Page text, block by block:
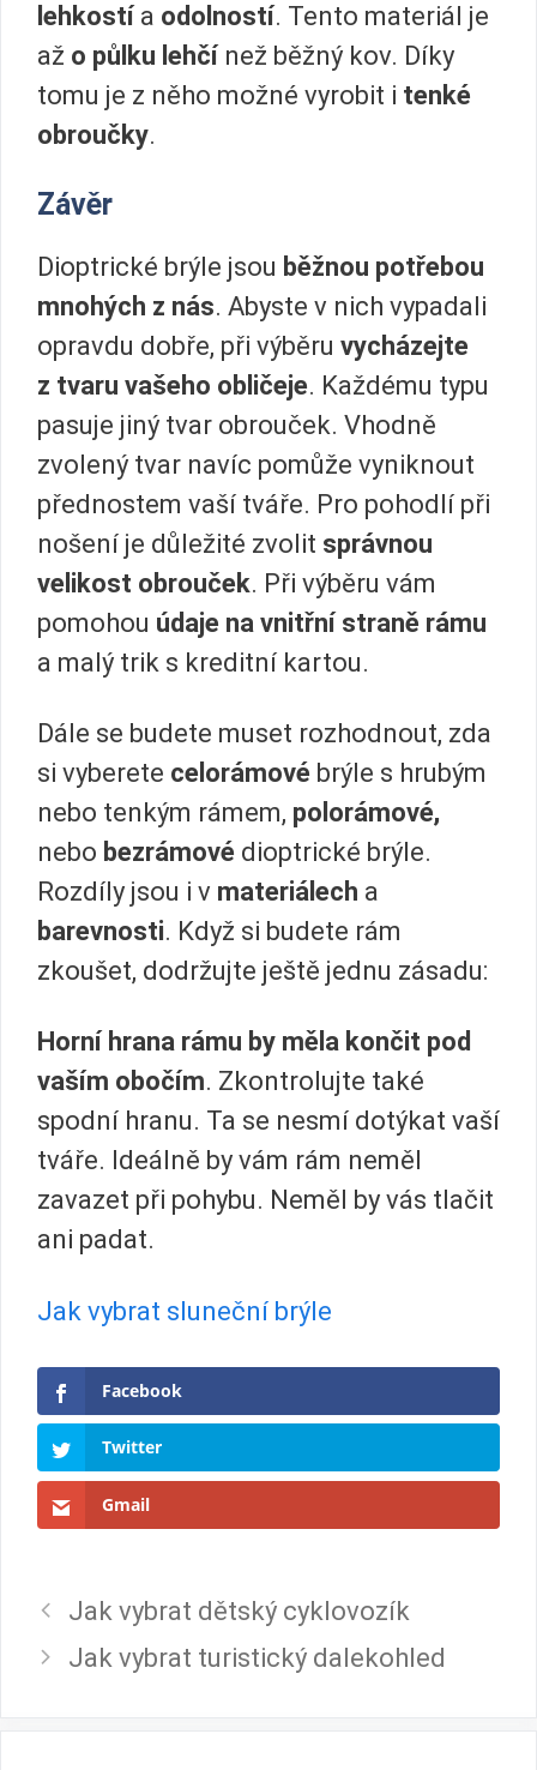
lehkostí a odolností. Tento materiál je
až o půlku lehčí než běžný kov. Díky
tomu je z něho možné vyrobit i tenké
obroučky.
Závěr
Dioptrické brýle jsou běžnou potřebou
mnohých z nás. Abyste v nich vypadali
opravdu dobře, při výběru vycházejte
z tvaru vašeho obličeje. Každému typu
pasuje jiný tvar obrouček. Vhodně
zvolený tvar navíc pomůže vyniknout
přednostem vaší tváře. Pro pohodlí při
nošení je důležité zvolit správnou
velikost obrouček. Při výběru vám
pomohou údaje na vnitřní straně rámu
a malý trik s kreditní kartou.
Dále se budete muset rozhodnout, zda
si vyberete celorámové brýle s hrubým
nebo tenkým rámem, polorámové,
nebo bezrámové dioptrické brýle.
Rozdíly jsou i v materiálech a
barevnosti. Když si budete rám
zkoušet, dodržujte ještě jednu zásadu:
Horní hrana rámu by měla končit pod
vaším obočím. Zkontrolujte také
spodní hranu. Ta se nesmí dotýkat vaší
tváře. Ideálně by vám rám neměl
zavazet při pohybu. Neměl by vás tlačit
ani padat.
Jak vybrat sluneční brýle
Facebook
Twitter
Gmail
Jak vybrat dětský cyklovozík
Jak vybrat turistický dalekohled